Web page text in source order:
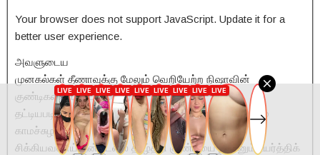
Your browser does not support JavaScript. Update it for a
better user experience.
அவளுடைய
முனகல்கள் தீணாவுக்கு மேலும் வெறியேற்ற நிஷாவின்
குண்டிகளை படபடவென்று
தட்டியபடி ஓங்கி ஓங்கி அறையத் தொடங்கினான். நிஷாவும்
காமச்சுழலில்
சிக்கியவளாய் தன் உடலை தாழ்த்தி குண்டியை இன்னும் உயர்த்திக்